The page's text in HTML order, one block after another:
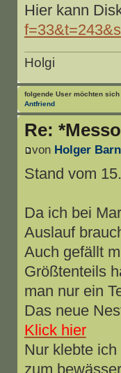
Hier kann
Holgi
folgende User möchten sich
Antfriend
Re:
von Holger
Stand vom
Da ich bei
Auslauf
Auch gefällt
Größtenteils
man nur ein
Das neue
Klick hier
Nur klebte
zum